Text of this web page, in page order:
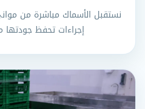
نستقبل الأسماك مباشرة من
إجراءات تحفظ جودتها